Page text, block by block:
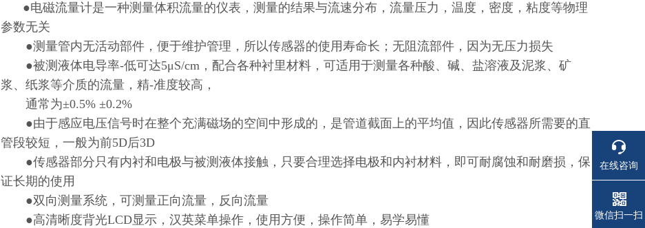
●电磁流量计是一种测量体积流量的仪表，测量的结果与流速分布，流量压力，温度，密度，粘度等物理
参数无关
●测量管内无活动部件，便于维护管理，所以传感器的使用寿命长；无阻流部件，因为无压力损失
●被测液体电导率-低可达5μS/cm，配合各种衬里材料，可适用于测量各种酸、碱、盐溶液及泥浆、矿
浆、纸浆等介质的流量，精-准度较高，
通常为±0.5% ±0.2%
●由于感应电压信号时在整个充满磁场的空间中形成的，是管道截面上的平均值，因此传感器所需要的直
管段较短，一般为前5D后3D
●传感器部分只有内衬和电极与被测液体接触，只要合理选择电极和内衬材料，即可耐腐蚀和耐磨损，保
证长期的使用
●双向测量系统，可测量正向流量，反向流量
●高清晰度背光LCD显示，汉英菜单操作，使用方便，操作简单，易学易懂
在线咨询
微信扫一扫